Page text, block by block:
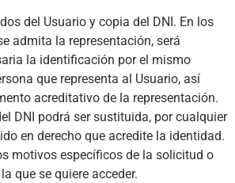
del Usuario y copia del DNI. En los
admita la representación, será
la identificación por el mismo
que representa al Usuario, así
acreditativo de la representación.
DNI podrá ser sustituida, por cualquier
en derecho que acredite la identidad.
motivos específicos de la solicitud o
que se quiere acceder.